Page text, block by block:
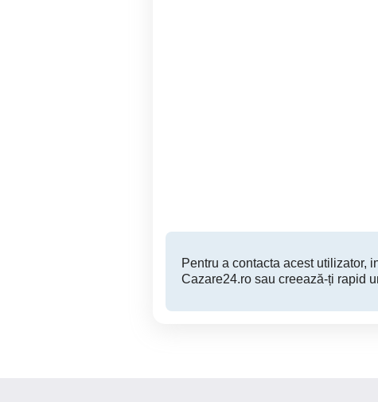
Pentru a contacta acest utilizator,
Cazare24.ro sau creează-ți rapid